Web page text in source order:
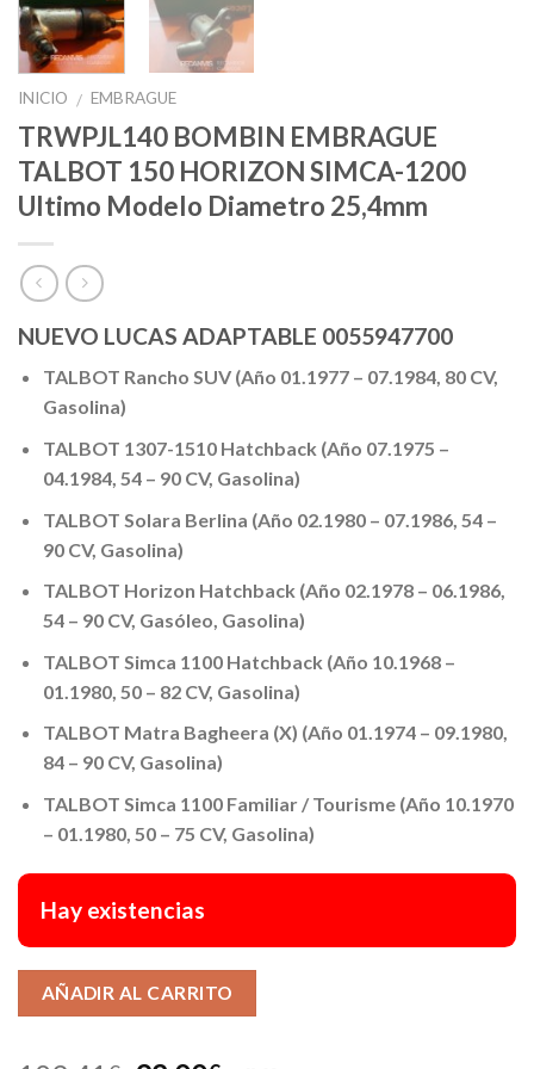
INICIO / EMBRAGUE
TRWPJL140 BOMBIN EMBRAGUE
TALBOT 150 HORIZON SIMCA-1200
Ultimo Modelo Diametro 25,4mm
NUEVO LUCAS ADAPTABLE 0055947700
TALBOT Rancho SUV (Año 01.1977 – 07.1984, 80 CV,
Gasolina)
TALBOT 1307-1510 Hatchback (Año 07.1975 –
04.1984, 54 – 90 CV, Gasolina)
TALBOT Solara Berlina (Año 02.1980 – 07.1986, 54 –
90 CV, Gasolina)
TALBOT Horizon Hatchback (Año 02.1978 – 06.1986,
54 – 90 CV, Gasóleo, Gasolina)
TALBOT Simca 1100 Hatchback (Año 10.1968 –
01.1980, 50 – 82 CV, Gasolina)
TALBOT Matra Bagheera (X) (Año 01.1974 – 09.1980,
84 – 90 CV, Gasolina)
TALBOT Simca 1100 Familiar / Tourisme (Año 10.1970
– 01.1980, 50 – 75 CV, Gasolina)
Hay existencias
AÑADIR AL CARRITO